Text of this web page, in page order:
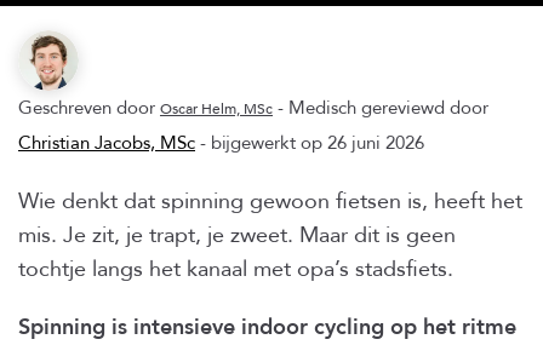
Geschreven door Oscar Helm, MSc - Medisch gereviewd door
Christian Jacobs, MSc - bijgewerkt op 26 juni 2026
Wie denkt dat spinning gewoon fietsen is, heeft het
mis. Je zit, je trapt, je zweet. Maar dit is geen
tochtje langs het kanaal met opa’s stadsfiets.
Spinning is intensieve indoor cycling op het ritme